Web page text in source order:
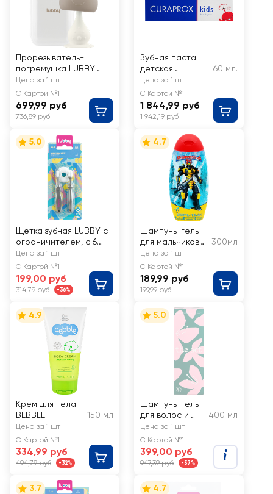
Прорезыватель-
погремушка LUBBY
White 2в1, на
присоске в кейсе, в
ассортименте, с 0
месяцев, Арт. 31927
Цена за 1 шт
С Картой №1
699,99 руб
736,89 руб
Зубная паста
детская
CURAPROX Kids
со вкусом
клубники, с 2 лет
60 мл.
Цена за 1 шт
С Картой №1
1 844,99 руб
1 942,19 руб
5.0
Щетка зубная LUBBY с
ограничителем, с 6
месяцев, Арт. 14081,
2шт
Цена за 1 шт
С Картой №1
199,00 руб
314,79 руб -36%
4.7
Шампунь-гель
для мальчиков
MEGAMONSTERS
2в1
300мл
Цена за 1 шт
С Картой №1
189,99 руб
199,99 руб
4.9
Крем для тела
BEBBLE
150 мл
Цена за 1 шт
С Картой №1
334,99 руб
494,79 руб -32%
5.0
Шампунь-гель
для волос и
тела детский
THE ACT 2в1
Гипоаллергенн
ый
400 мл
Цена за 1 шт
С Картой №1
399,00 руб
947,39 руб -57%
3.7 4.7